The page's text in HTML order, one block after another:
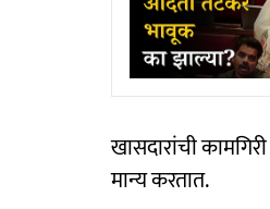
खासदारांची
मान्य करतात.